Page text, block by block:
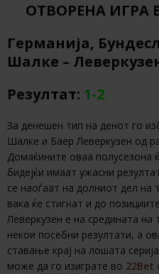
ОТВОРЕНА ИГРА
Германија,
Шалке –
Резултат: 1-2
За денешен тип на денот го
Шалке и Баер Леверкузен од
Домаќините оваа полусезона
бидејќи имаат ужасни
се наоѓаат на долниот дел
вака ќе стигнат и до
Леверкузен е на средината
некои посебни резултати, а
ставање крај на лошата
може да го изиграте во 22Bet